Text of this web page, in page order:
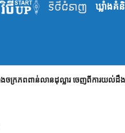
ឃ្លាំង​គំ
ចក្រភពពាន់លានដុល្លារ ចេញពីការយល់